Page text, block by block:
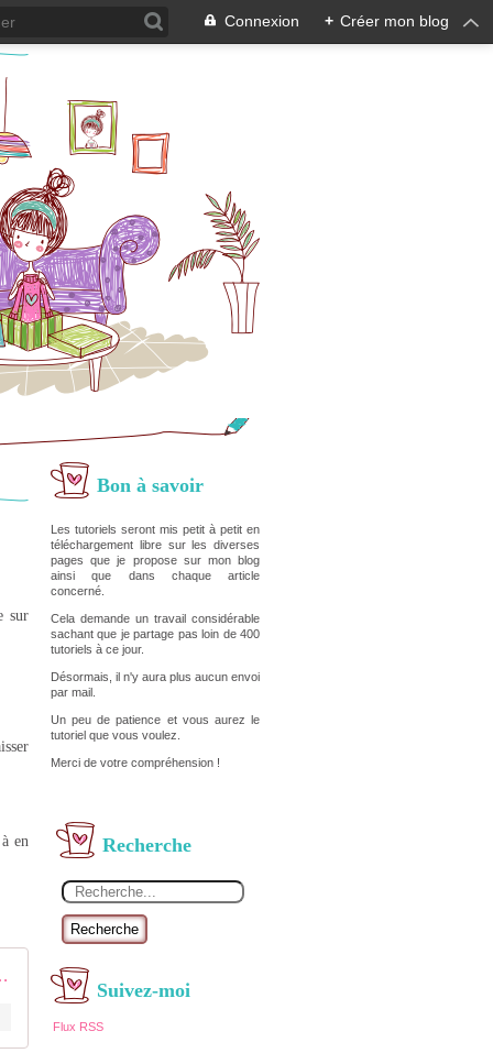
Connexion + Créer mon blog
Bon à savoir
Les tutoriels seront mis petit à petit en
téléchargement libre sur les diverses
pages que je propose sur mon blog
ainsi que dans chaque article
concerné.
Cela demande un travail considérable
sachant que je partage pas loin de 400
tutoriels à ce jour.
Désormais, il n'y aura plus aucun envoi
par mail.
Un peu de patience et vous aurez le
tutoriel que vous voulez.
Merci de votre compréhension !
Recherche
Recherche
Suivez-moi
Flux RSS
sur
en
Créative